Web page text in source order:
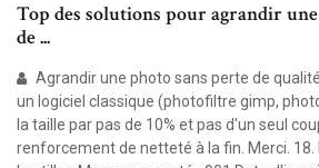
Top des solutions pour agrandir
de ...
Agrandir une photo sans perte de
un logiciel classique (photofiltre gimp,
la taille par pas de 10% et pas d'un seul
renforcement de netteté à la fin. Merci. 18.